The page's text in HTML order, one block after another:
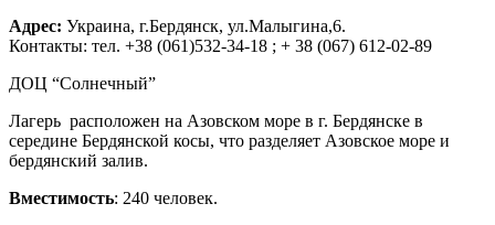
Адрес: Украина, г.Бердянск, ул.Малыгина,6.
Контакты: тел. +38 (061)532-34-18 ; + 38 (067) 612-02-89
ДОЦ “Солнечный”
Лагерь расположен на Азовском море в г. Бердянске в
середине Бердянской косы, что разделяет Азовское море и
бердянский залив.
Вместимость: 240 человек.